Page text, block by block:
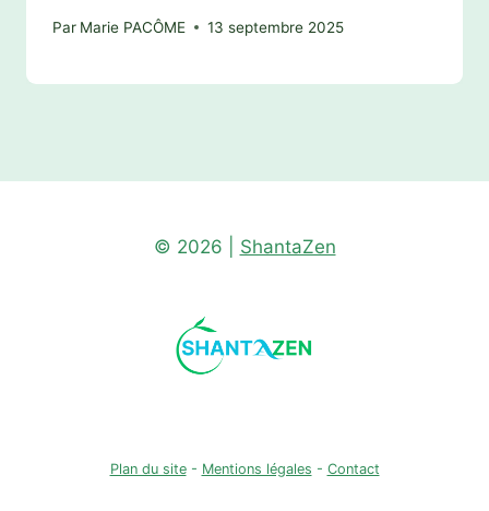
Par Marie PACÔME 13 septembre 2025
© 2026 | ShantaZen
Plan du site- Mentions légales - Contact